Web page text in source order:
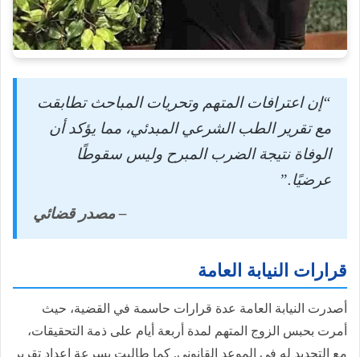
“إن اعترافات المتهم وتحريات المباحث تطابقت
مع تقرير الطب الشرعي المبدئي، مما يؤكد أن
الوفاة نتيجة الضرب المبرح وليس سقوطًا
عرضيًا.”
– مصدر قضائي
قرارات النيابة العامة
أصدرت النيابة العامة عدة قرارات حاسمة في القضية، حيث
أمرت بحبس الزوج المتهم لمدة أربعة أيام على ذمة التحقيقات،
مع التجديد له في الموعد القانوني. كما طالبت بسرعة إعداد تقرير